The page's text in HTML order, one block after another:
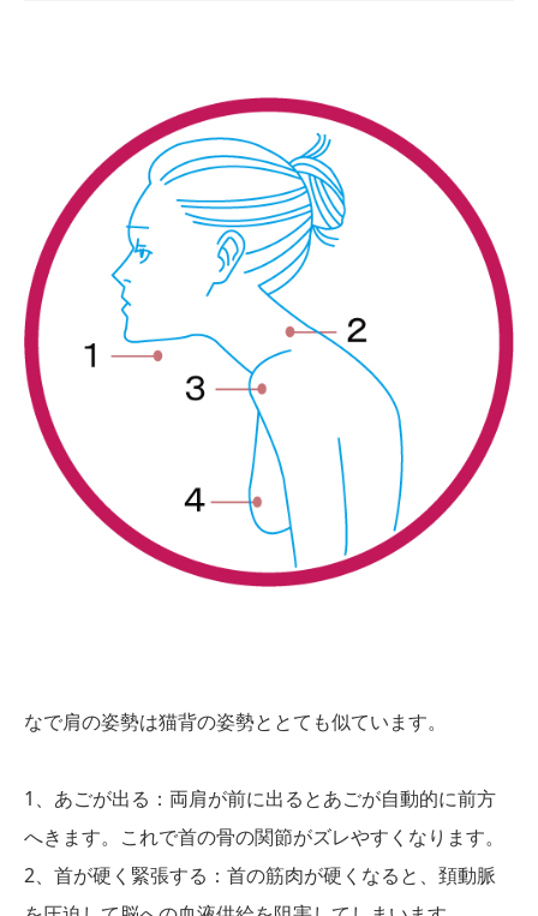
なで肩の姿勢は猫背の姿勢ととても似ています。
1、あごが出る：両肩が前に出るとあごが自動的に前方
へきます。これで首の骨の関節がズレやすくなります。
2、首が硬く緊張する：首の筋肉が硬くなると、頚動脈